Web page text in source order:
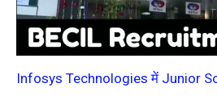
Infosys Technologies में Junior